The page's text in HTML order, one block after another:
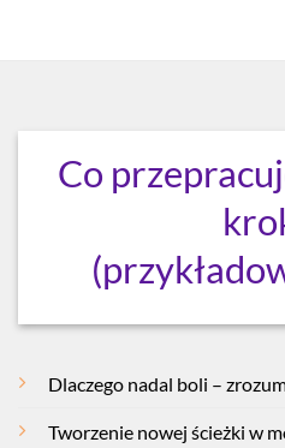
Co
Dlaczego nadal boli –
Tworzenie nowej ścieżki w